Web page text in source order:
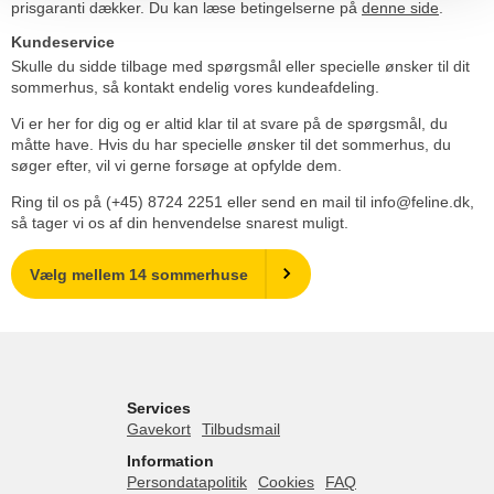
prisgaranti dækker. Du kan læse betingelserne på denne side
Kundeservice
Skulle du sidde tilbage med spørgsmål eller specielle ønsker til dit
sommerhus, så kontakt endelig vores kundeafdeling.
Vi er her for dig og er altid klar til at svare på de spørgsmål, du
måtte have. Hvis du har specielle ønsker til det sommerhus, du
søger efter, vil vi gerne forsøge at opfylde dem.
Ring til os på (+45) 8724 2251 eller send en mail til info@feline.dk,
så tager vi os af din henvendelse snarest muligt.
Vælg mellem 14 sommerhuse
Services
Gavekort
Tilbudsmail
Information
Persondatapolitik
Cookies FAQ